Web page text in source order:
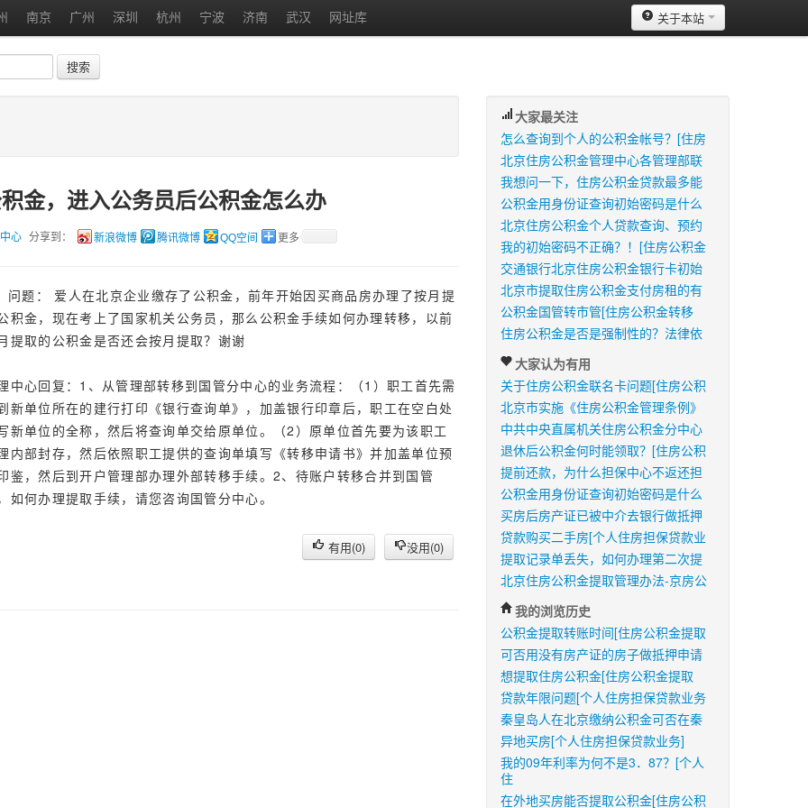
关于本站
南京 广州 深圳 杭州 宁波 济南 武汉 网址库
搜索
金，进入公务员后公积金怎么办
心 分享到： 新浪微博 腾讯微博 QQ空间 更多
问题： 爱人在北京企业缴存了公积金，前年开始因买商品房办理了按月提
积金，现在考上了国家机关公务员，那么公积金手续如何办理转移，以前
提取的公积金是否还会按月提取？谢谢
中心回复：1、从管理部转移到国管分中心的业务流程：（1）职工首先需
新单位所在的建行打印《银行查询单》，加盖银行印章后，职工在空白处
新单位的全称，然后将查询单交给原单位。（2）原单位首先要为该职工
内部封存，然后依照职工提供的查询单填写《转移申请书》并加盖单位预
鉴，然后到开户管理部办理外部转移手续。2、待账户转移合并到国管
如何办理提取手续，请您咨询国管分中心。
有用(0) 没用(0)
大家最关注
怎么查询到个人的公积金帐号？[住房
北京住房公积金管理中心各管理部联
我想问一下，住房公积金贷款最多能
公积金用身份证查询初始密码是什么
北京住房公积金个人贷款查询、预约
我的初始密码不正确？！[住房公积金
交通银行北京住房公积金银行卡初始
北京市提取住房公积金支付房租的有
公积金国管转市管[住房公积金转移
住房公积金是否是强制性的？法律依
大家认为有用
关于住房公积金联名卡问题[住房公积
北京市实施《住房公积金管理条例》
中共中央直属机关住房公积金分中心
退休后公积金何时能领取？[住房公积
提前还款，为什么担保中心不返还担
公积金用身份证查询初始密码是什么
买房后房产证已被中介去银行做抵押
贷款购买二手房[个人住房担保贷款业
提取记录单丢失，如何办理第二次提
北京住房公积金提取管理办法-京房公
我的浏览历史
公积金提取转账时间[住房公积金提取
可否用没有房产证的房子做抵押申请
想提取住房公积金[住房公积金提取
贷款年限问题[个人住房担保贷款业务
秦皇岛人在北京缴纳公积金可否在秦
异地买房[个人住房担保贷款业务]
我的09年利率为何不是3．87？[个人
住
在外地买房能否提取公积金[住房公积